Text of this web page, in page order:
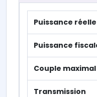
Puissance
Puissance
Couple
Transmission